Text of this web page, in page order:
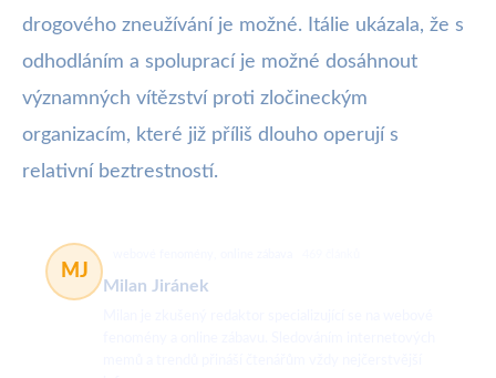
drogového zneužívání je možné. Itálie ukázala, že s
odhodláním a spoluprací je možné dosáhnout
významných vítězství proti zločineckým
organizacím, které již příliš dlouho operují s
relativní beztrestností.
MJ
Milan Jiránek